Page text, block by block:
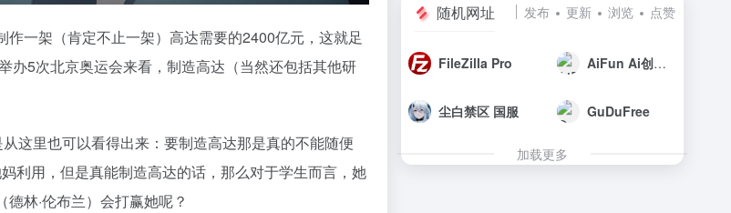
一架（肯定不止一架）高达需要的2400亿元，这就足
办5次北京奥运会来看，制造高达（当然还包括其他研
这里也可以看得出来：要制造高达那是真的不能随便
利用，但是真能制造高达的话，那么对于学生而言，她
林·伦布兰）会打赢她呢？
随机网址 发布 更新 浏览 点赞
FileZilla Pro AiFun Ai创作分享社区
尘白禁区 国服 GuDuFree
加载更多